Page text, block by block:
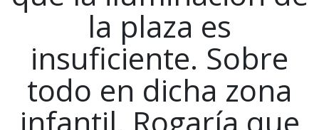
la plaza es
insuficiente. Sobre
todo en dicha zona
infantil. Rogaría que